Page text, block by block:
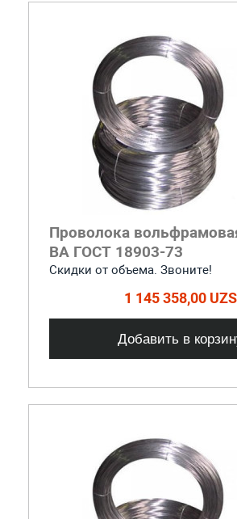
Проволока
ВА ГОСТ 18903-73
Скидки от объема. Звоните!
1 145 358,00 UZS
Добавить в